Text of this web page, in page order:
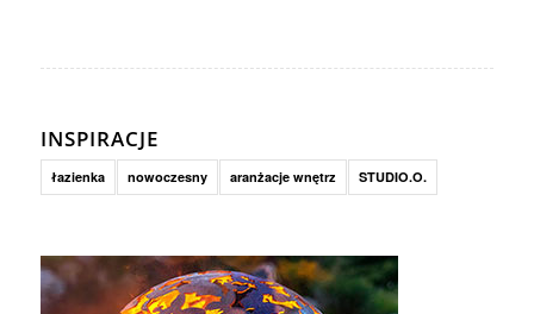
INSPIRACJE
łazienka nowoczesny aranżacje wnętrz STUDIO.O.